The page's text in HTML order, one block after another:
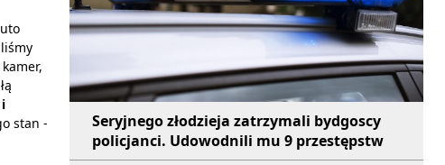
Seryjnego złodzieja zatrzymali bydgoscy
policjanci. Udowodnili mu 9 przestępstw
i
stan -